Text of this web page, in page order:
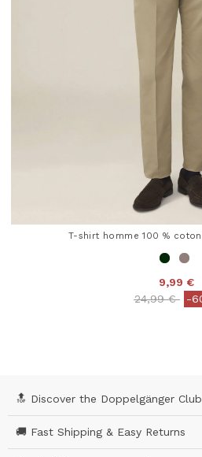
T-shirt homme 100 %
9,99 €
Price
24,99 €to-
🔝 Discover the Doppelgänger Club
🚚 Fast Shipping & Easy Returns